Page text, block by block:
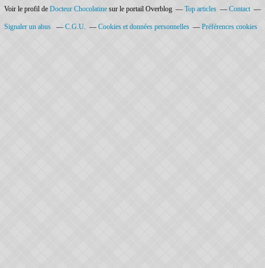
Voir le profil de Docteur Chocolatine sur le portail Overblog Top articles Contact
Signaler un abus C.G.U. Cookies et données personnelles Préférences cookies